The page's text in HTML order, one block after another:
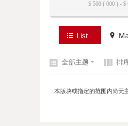
$ 500 ( 000 ) - $
List
全部主题 排
本版块或指定的范围内尚无